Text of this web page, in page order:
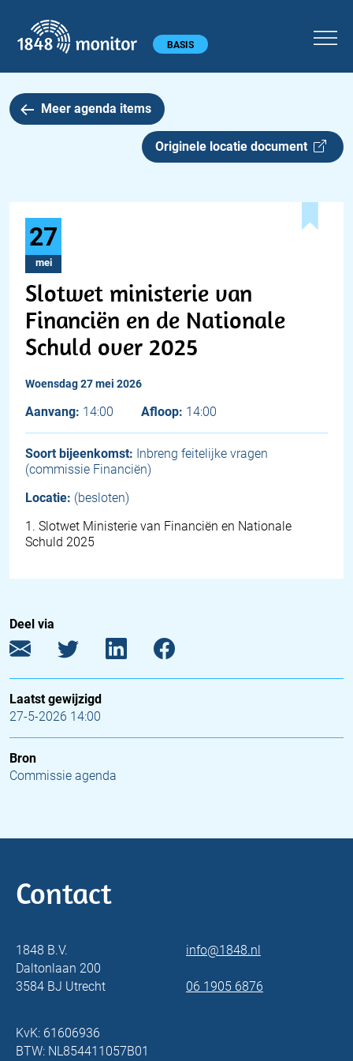
Hoofdmenu BASIS
Meer agenda items
Originele locatie document
27
mei
Slotwet ministerie van
Financiën en de Nationale
Schuld over 2025
woensdag 27 mei 2026
Aanvang: 14:00 Afloop: 14:00
Soort bijeenkomst: Inbreng feitelijke vragen
(commissie Financiën)
Locatie: (besloten)
1 . Slotwet Ministerie van Financiën en Nationale
Schuld 2025
Deel via
Laatst gewijzigd
27-5-2026 14:00
Bron
Commissie agenda
Contact
1848 B.V.
Daltonlaan 200
3584 BJ Utrecht
info@1848.nl
06 1905 6876
KvK: 61606936
BTW: NL854411057B01